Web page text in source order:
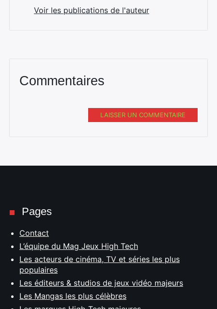
Voir les publications de l'auteur
Commentaires
LAISSER UN COMMENTAIRE
Pages
Contact
L’équipe du Mag Jeux High Tech
Les acteurs de cinéma, TV et séries les plus
populaires
Les éditeurs & studios de jeux vidéo majeurs
Les Mangas les plus célèbres